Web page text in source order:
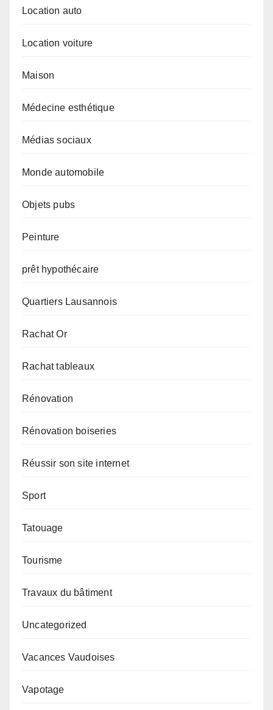
Location auto
Location voiture
Maison
Médecine esthétique
Médias sociaux
Monde automobile
Objets pubs
Peinture
prêt hypothécaire
Quartiers Lausannois
Rachat Or
Rachat tableaux
Rénovation
Rénovation boiseries
Réussir son site internet
Sport
Tatouage
Tourisme
Travaux du bâtiment
Uncategorized
Vacances Vaudoises
Vapotage